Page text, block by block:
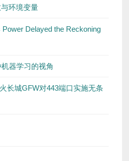
环境变量
Power Delayed the Reckoning
器学习的视角
长城GFW对443端口实施无条